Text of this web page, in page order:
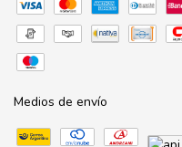
Medios de envío